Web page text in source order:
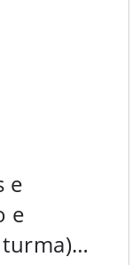
e
e